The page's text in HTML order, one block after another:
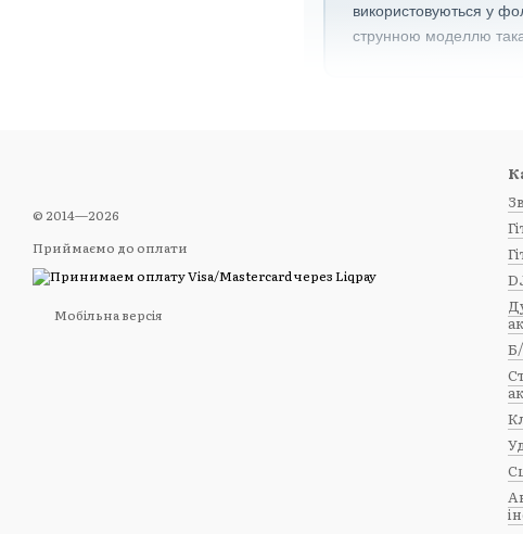
використовуються у
струнною моделлю така
Дванадцять струн
курсів і
струн.
Дві верхні пари
налаштовуються в
© 2014—2026
Приймаємо до оплати
Мобільна версія